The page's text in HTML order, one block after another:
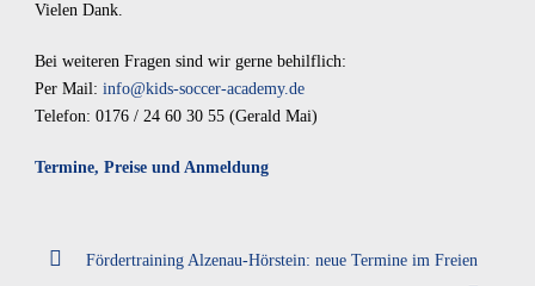
Vielen Dank.
Bei weiteren Fragen sind wir gerne behilflich:
Per Mail: info@kids-soccer-academy.de
Telefon: 0176 / 24 60 30 55 (Gerald Mai)
Termine, Preise und Anmeldung
Fördertraining Alzenau-Hörstein: neue Termine im Freien